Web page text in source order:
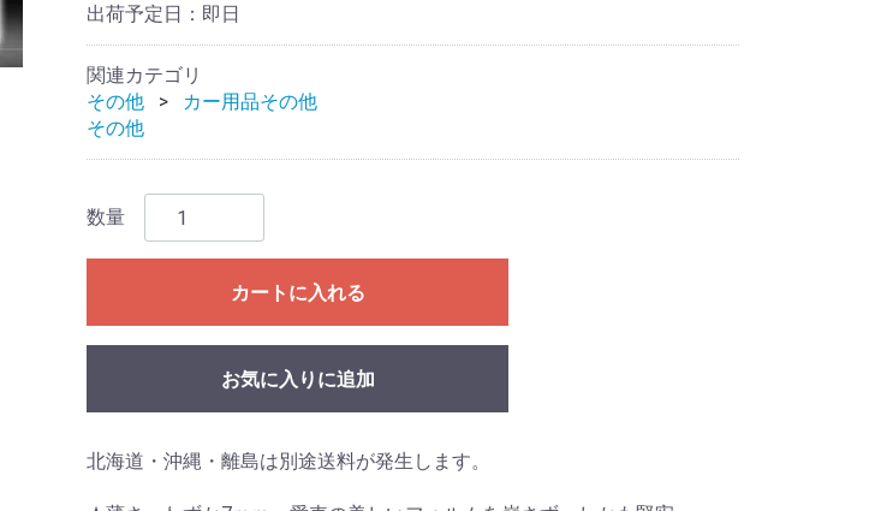
出荷予定日：即日
関連カテゴリ
その他
カー用品その他
その他
数量
カートに入れる
お気に入りに追加
北海道・沖縄・離島は別途送料が発生します。